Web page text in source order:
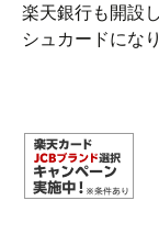
楽天銀行も開設
シュカードにな